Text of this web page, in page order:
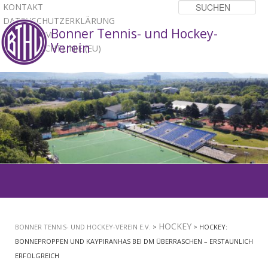
KONTAKT
DATENSCHUTZERKLÄRUNG
IMPRESSUM
COOKIE-RICHTLINIE (EU)
Bonner Tennis- und Hockey-
Verein
1 2 3
INHALT
SPRINGEN
BONNER TENNIS- UND HOCKEY-VEREIN E.V. > HOCKEY > HOCKEY:
BONNEPROPPEN UND KAYPIRANHAS BEI DM ÜBERRASCHEN – ERSTAUNLICH
ERFOLGREICH